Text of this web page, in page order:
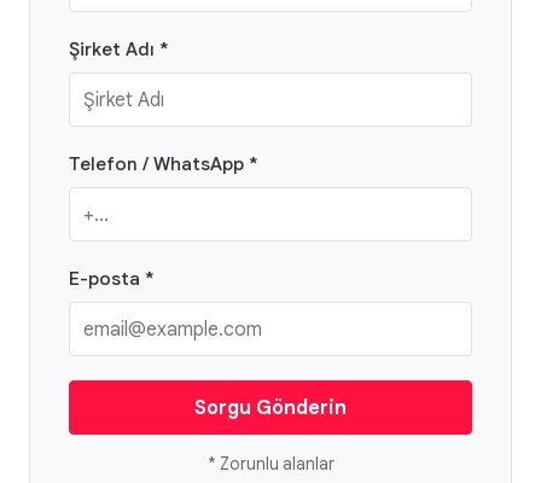
Şirket Adı *
Telefon / WhatsApp *
E-posta *
Sorgu Gönderin
* Zorunlu alanlar